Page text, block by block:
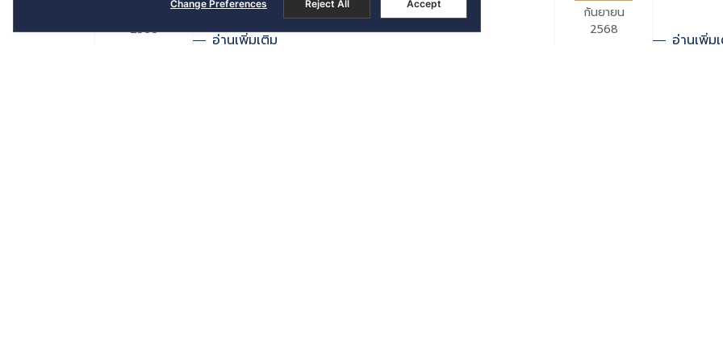
2568
อ่านเพิ่มเติม
กันยายน
2568
อ่านเพิ่ม
Reject All Accept
Change Preferences